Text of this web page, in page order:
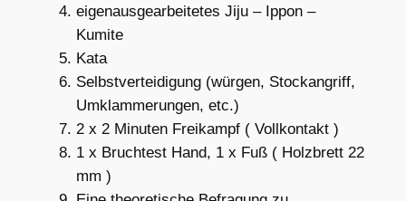
eigenausgearbeitetes Jiju – Ippon –
Kumite
Kata
Selbstverteidigung (würgen, Stockangriff,
Umklammerungen, etc.)
2 x 2 Minuten Freikampf ( Vollkontakt )
1 x Bruchtest Hand, 1 x Fuß ( Holzbrett 22
mm )